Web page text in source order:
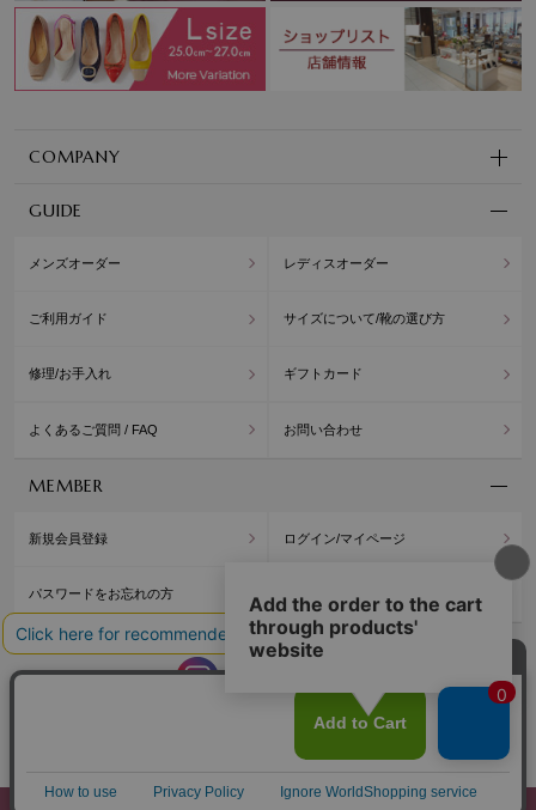
COMPANY
GUIDE
メンズオーダー レディスオーダー
ご利用ガイド サイズについて/靴の選び方
修理/お手入れ ギフトカード
よくあるご質問 / FAQ お問い合わせ
MEMBER
新規会員登録 ログイン/マイページ
パスワードをお忘れの方
WASHINGTON